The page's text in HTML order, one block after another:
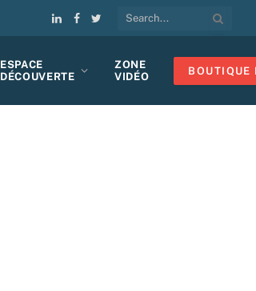
LinkedIn
Facebook
Twitter
ESPACE
DÉCOUVERTE
ZONE
VIDÉO
BOUTIQUE